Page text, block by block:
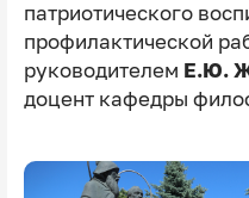
патриотического
профилактической
руководителем Е.Ю.
доцент кафедры